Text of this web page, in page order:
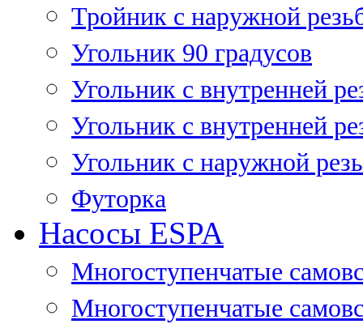
Тройник с наружной
Угольник 90 градусов
Угольник c внутренней
Угольник с внутренней
Угольник с наружной
Футорка
Насосы ESPA
Многоступенчатые
Многоступенчатые